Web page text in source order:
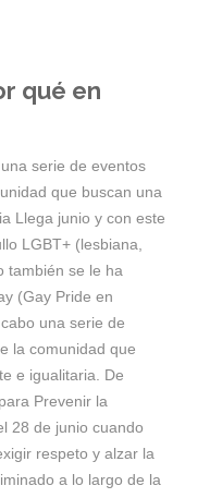
qué en
serie de eventos
que buscan una
Llega junio y con este
LGBT+ (lesbiana,
también se le ha
(Gay Pride en
una serie de
la comunidad que
e igualitaria. De
Prevenir la
28 de junio cuando
respeto y alzar la
a lo largo de la